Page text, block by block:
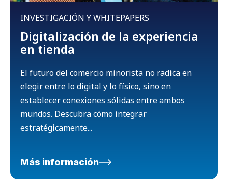
INVESTIGACIÓN Y WHITEPAPERS
Digitalización de la experiencia
en tienda
El futuro del comercio minorista no radica en
elegir entre lo digital y lo físico, sino en
establecer conexiones sólidas entre ambos
mundos. Descubra cómo integrar
estratégicamente...
Más información